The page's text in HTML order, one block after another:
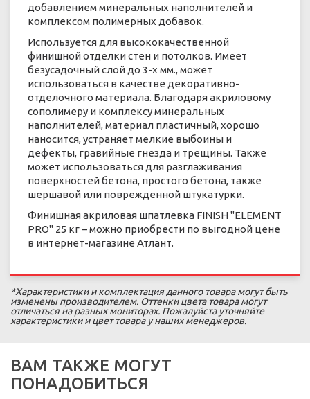
добавлением минеральных наполнителей и
комплексом полимерных добавок.
Используется для высококачественной
финишной отделки стен и потолков. Имеет
безусадочный слой до 3-х мм., может
использоваться в качестве декоративно-
отделочного материала. Благодаря акриловому
сополимеру и комплексу минеральных
наполнителей, материал пластичный, хорошо
наносится, устраняет мелкие выбоины и
дефекты, гравийные гнезда и трещины. Также
может использоваться для разглаживания
поверхностей бетона, простого бетона, также
шершавой или поврежденной штукатурки.
Финишная акриловая шпатлевка FINISH "ELEMENT
PRO" 25 кг – можно приобрести по выгодной цене
в интернет-магазине Атлант.
*Характеристики и комплектация данного товара могут быть
изменены производителем. Оттенки цвета товара могут
отличаться на разных мониторах. Пожалуйста уточняйте
характеристики и цвет товара у наших менеджеров.
ВАМ ТАКЖЕ МОГУТ
ПОНАДОБИТЬСЯ